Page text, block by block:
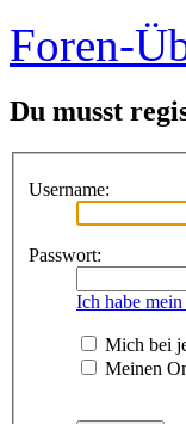
Foren-
Du musst
Username:
Passwort:
Ich habe mein
Mich bei
Meinen